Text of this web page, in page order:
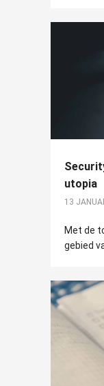
utopia
13
Met de
gebied